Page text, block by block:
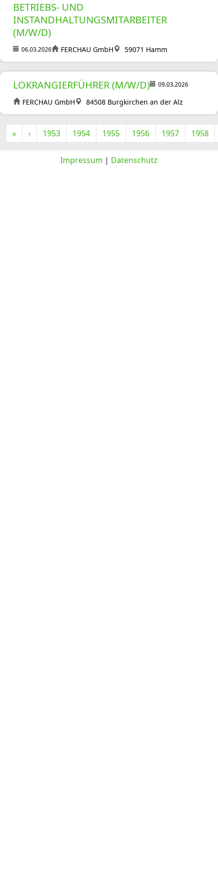
BETRIEBS- UND
INSTANDHALTUNGSMITARBEITER
(M/W/D)
06.03.2026 FERCHAU GmbH 59071 Hamm
LOKRANGIERFÜHRER (M/W/D) 09.03.2026
FERCHAU GmbH 84508 Burgkirchen an der Alz
« ‹ 1953 1954 1955 1956 1957 1958
Impressum | Datenschutz